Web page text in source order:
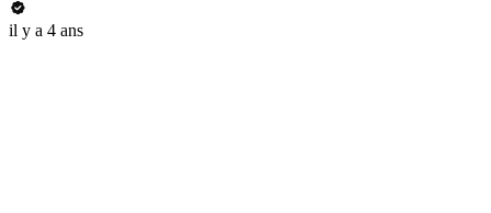
il y a 4 ans